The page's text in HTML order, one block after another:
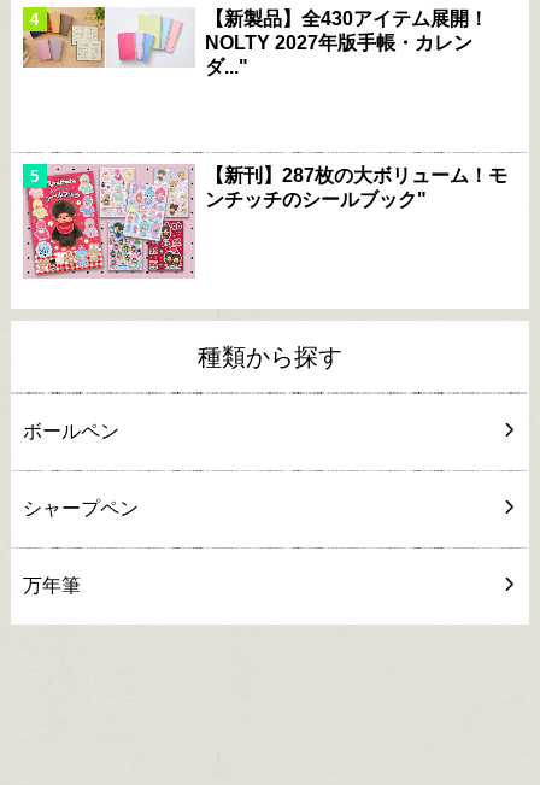
【新製品】全430アイテム展開！
NOLTY 2027年版手帳・カレン
ダ..."
【新刊】287枚の大ボリューム！モ
ンチッチのシールブック"
種類から探す
ボールペン
シャープペン
万年筆